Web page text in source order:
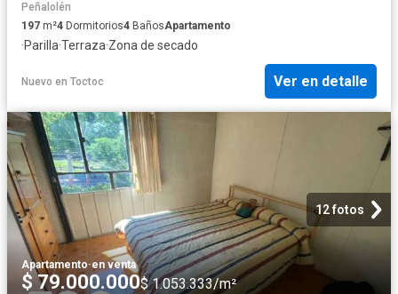
Peñalolén
197 m²4 Dormitorios4 BañosApartamento
·Parilla·Terraza·Zona de secado
Nuevo en Toctoc Ver en detalle
12 fotos
Apartamento·en venta
$ 79.000.000$ 1.053.333/m²